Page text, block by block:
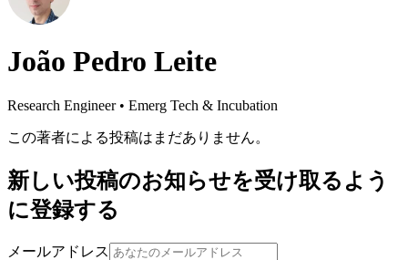
João Pedro Leite
Research Engineer • Emerg Tech & Incubation
この著者による投稿はまだありません。
新しい投稿のお知らせを受け取るよう
に登録する
メールアドレス